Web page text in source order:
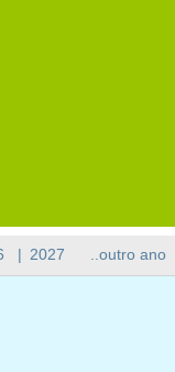
| 2027 ..outro ano